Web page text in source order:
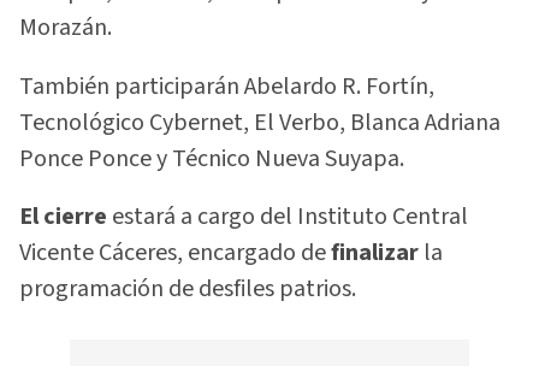
Morazán.
También participarán Abelardo R. Fortín,
Tecnológico Cybernet, El Verbo, Blanca Adriana
Ponce Ponce y Técnico Nueva Suyapa.
El cierre estará a cargo del Instituto Central
Vicente Cáceres, encargado definalizar la
programación de desfiles patrios.